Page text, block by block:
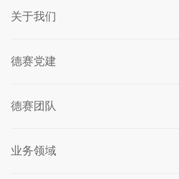
关于我们
德赛党建
德赛团队
业务领域